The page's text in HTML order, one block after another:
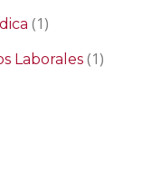
(1)
Laborales (1)